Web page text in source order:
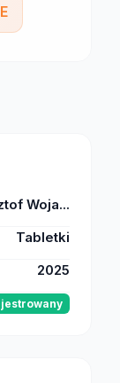
Woja...
Tabletki
2025